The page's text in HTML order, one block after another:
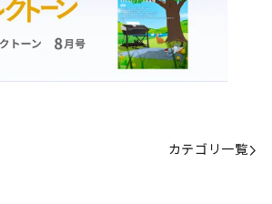
カテゴリ一覧